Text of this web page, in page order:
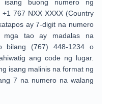
buong numero ng
+1 767 NXX XXXX(Country
ay 7-digit na numero
mga tao ay madalas na
bilang (767) 448-1234o
ang code ng lugar.
isang malinis na format ng
7 na numero na walang